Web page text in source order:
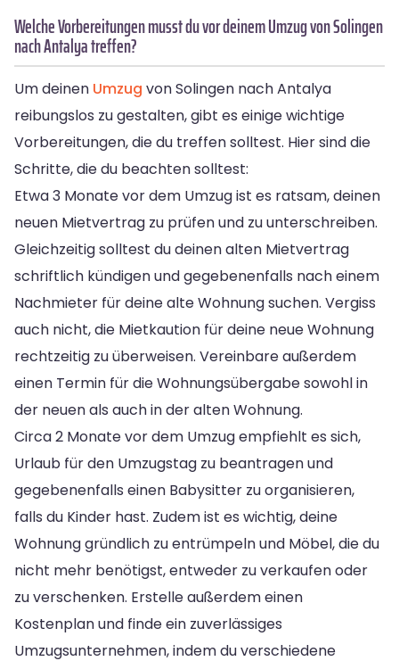
Welche Vorbereitungen musst du vor deinem Umzug von Solingen
nach Antalya treffen?
Um deinen Umzug von Solingen nach Antalya
reibungslos zu gestalten, gibt es einige wichtige
Vorbereitungen, die du treffen solltest. Hier sind die
Schritte, die du beachten solltest:
Etwa 3 Monate vor dem Umzug ist es ratsam, deinen
neuen Mietvertrag zu prüfen und zu unterschreiben.
Gleichzeitig solltest du deinen alten Mietvertrag
schriftlich kündigen und gegebenenfalls nach einem
Nachmieter für deine alte Wohnung suchen. Vergiss
auch nicht, die Mietkaution für deine neue Wohnung
rechtzeitig zu überweisen. Vereinbare außerdem
einen Termin für die Wohnungsübergabe sowohl in
der neuen als auch in der alten Wohnung.
Circa 2 Monate vor dem Umzug empfiehlt es sich,
Urlaub für den Umzugstag zu beantragen und
gegebenenfalls einen Babysitter zu organisieren,
falls du Kinder hast. Zudem ist es wichtig, deine
Wohnung gründlich zu entrümpeln und Möbel, die du
nicht mehr benötigst, entweder zu verkaufen oder
zu verschenken. Erstelle außerdem einen
Kostenplan und finde ein zuverlässiges
Umzugsunternehmen, indem du verschiedene